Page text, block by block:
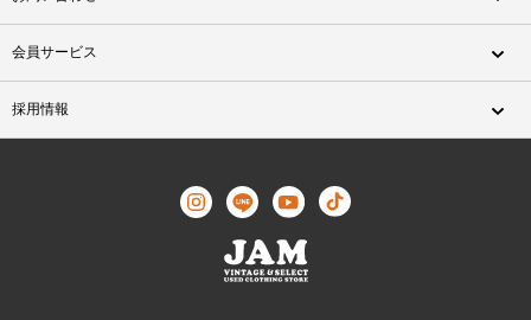
会員サービス
採用情報